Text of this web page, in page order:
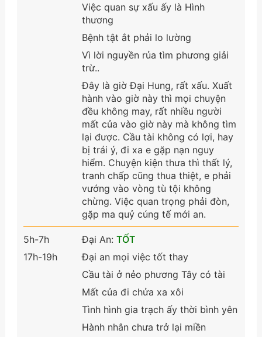
Việc quan sự xấu ấy là Hình
thương
Bệnh tật ắt phải lo lường
Vì lời nguyền rủa tìm phương giải
trừ..
Đây là giờ Đại Hung, rất xấu. Xuất
hành vào giờ này thì mọi chuyện
đều không may, rất nhiều người
mất của vào giờ này mà không tìm
lại được. Cầu tài không có lợi, hay
bị trái ý, đi xa e gặp nạn nguy
hiểm. Chuyện kiện thưa thì thất lý,
tranh chấp cũng thua thiệt, e phải
vướng vào vòng tù tội không
chừng. Việc quan trọng phải đòn,
gặp ma quỷ cúng tế mới an.
5h-7h
17h-19h
Đại An: TỐT
Đại an mọi việc tốt thay
Cầu tài ở nẻo phương Tây có tài
Mất của đi chửa xa xôi
Tình hình gia trạch ấy thời bình yên
Hành nhân chưa trở lại miền